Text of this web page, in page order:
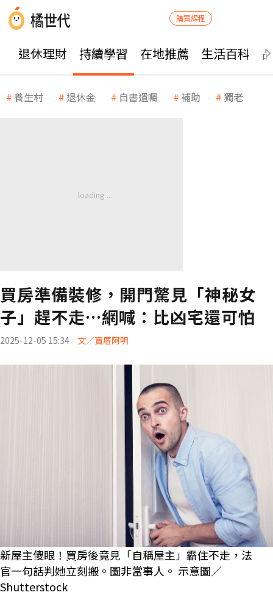
購買課程
退休理財 持續學習 在地推薦 生活百科
養生村 退休金 自書遺囑 補助 獨老
買房準備裝修，開門驚見「神秘女
子」趕不走…網喊：比凶宅還可怕
2025-12-05 15:34 文／賣厝阿明
新屋主傻眼！買房後竟見「自稱屋主」霸住不走，法
官一句話判她立刻搬。圖非當事人。 示意圖／
Shutterstock